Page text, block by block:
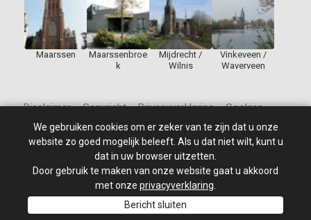
Maarssen
Maarssenbroe
k
Mijdrecht /
Wilnis
Vinkeveen /
Waverveen
Disclaimer – Copyright – Privacyverklaring – Cookies
© 2010 - 2026 St Jan de Doper – Alle rechten voorbehouden.
Site ontwikkeld door: PixelBroeder - Website realisatie door
MKSHOP
We gebruiken cookies om er zeker van te zijn dat u onze
website zo goed mogelijk beleeft. Als u dat niet wilt, kunt u
dat in uw browser uitzetten.
Door gebruik te maken van onze website gaat u akkoord
met onze privacyverklaring
Bericht sluiten